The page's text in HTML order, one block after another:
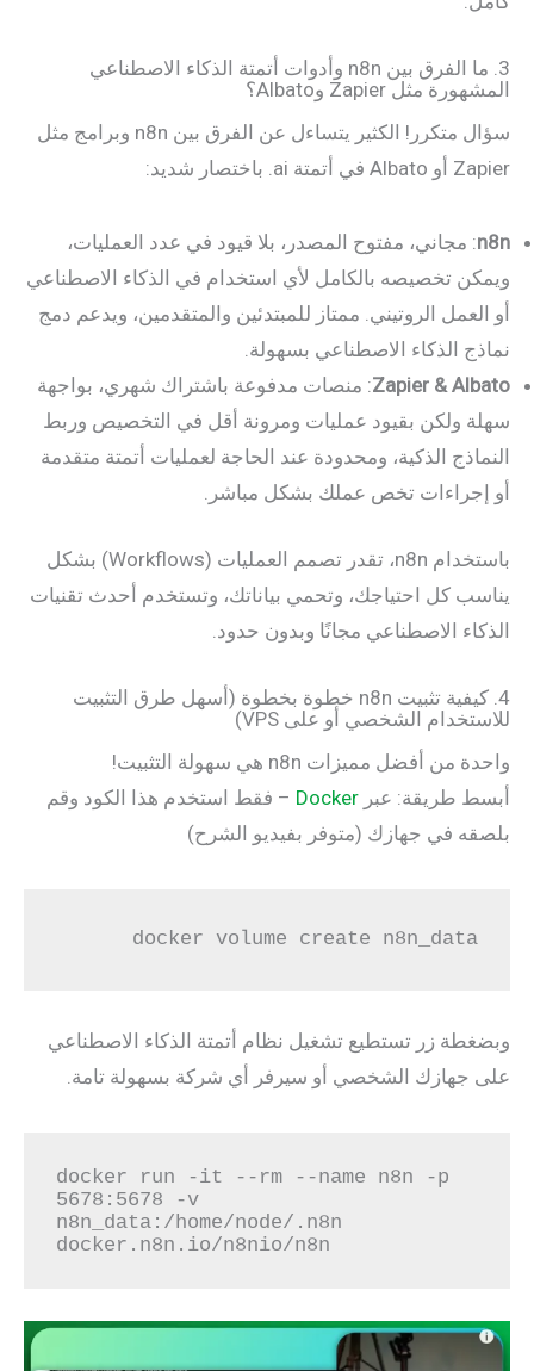
3. ما الفرق بين n8n وأدوات أتمتة الذكاء الاصطناعي
المشهورة مثل Zapier وAlbato؟
سؤال متكرر! الكثير يتساءل عن الفرق بين n8n وبرامج مثل
Zapier أو Albato في أتمتة ai. باختصار شديد:
n8n: مجاني، مفتوح المصدر، بلا قيود في عدد العمليات،
ويمكن تخصيصه بالكامل لأي استخدام في الذكاء الاصطناعي
أو العمل الروتيني. ممتاز للمبتدئين والمتقدمين، ويدعم دمج
نماذج الذكاء الاصطناعي بسهولة.
Zapier & Albato: منصات مدفوعة باشتراك شهري، بواجهة
سهلة ولكن بقيود عمليات ومرونة أقل في التخصيص وربط
النماذج الذكية، ومحدودة عند الحاجة لعمليات أتمتة متقدمة
أو إجراءات تخص عملك بشكل مباشر.
باستخدام n8n، تقدر تصمم العمليات (Workflows) بشكل
يناسب كل احتياجك، وتحمي بياناتك، وتستخدم أحدث تقنيات
الذكاء الاصطناعي مجانًا وبدون حدود.
4. كيفية تثبيت n8n خطوة بخطوة (أسهل طرق التثبيت
للاستخدام الشخصي أو على VPS)
واحدة من أفضل مميزات n8n هي سهولة التثبيت!
أبسط طريقة: عبر Docker – فقط استخدم هذا الكود وقم
بلصقه في جهازك (متوفر بفيديو الشرح)
docker volume create n8n_data
وبضغطة زر تستطيع تشغيل نظام أتمتة الذكاء الاصطناعي
على جهازك الشخصي أو سيرفر أي شركة بسهولة تامة.
docker run -it --rm --name n8n -p
5678:5678 -v
n8n_data:/home/node/.n8n
docker.n8n.io/n8nio/n8n